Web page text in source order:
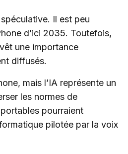
Il est peu
d’ici 2035. Toutefois,
une importance
diffusés.
mais l’IA représente un
les normes de
pourraient
pilotée par la voix